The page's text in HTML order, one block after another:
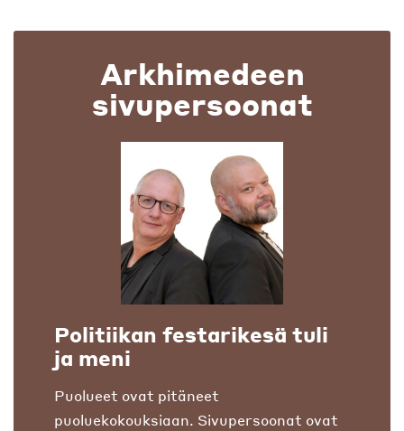
Arkhimedeen
sivupersoonat
Politiikan festarikesä tuli
ja meni
Puolueet ovat pitäneet
puoluekokouksiaan. Sivupersoonat ovat